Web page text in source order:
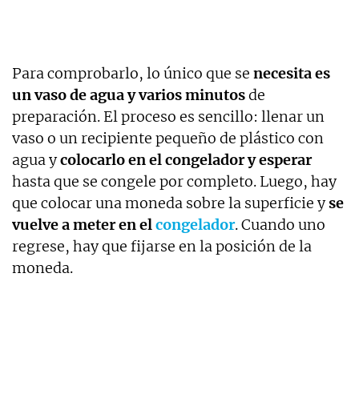
Para comprobarlo, lo único que se necesita es
un vaso de agua y varios minutosde
preparación. El proceso es sencillo: llenar un
vaso o un recipiente pequeño de plástico con
agua ycolocarlo en el congelador y esperar
hasta que se congele por completo. Luego, hay
que colocar una moneda sobre la superficie yse
vuelve a meter en elcongelador. Cuando uno
regrese, hay que fijarse en la posición de la
moneda.